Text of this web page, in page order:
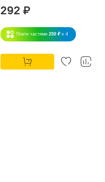
292 ₽
Плати частями 250 ₽ x 4